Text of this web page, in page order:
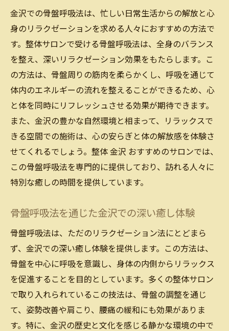
金沢での骨盤呼吸法は、忙しい日常生活からの解放と心
身のリラクゼーションを求める人々におすすめの方法で
す。整体サロンで受ける骨盤呼吸法は、全身のバランス
を整え、深いリラクゼーション効果をもたらします。こ
の方法は、骨盤周りの筋肉を柔らかくし、呼吸を通じて
体内のエネルギーの流れを整えることができるため、心
と体を同時にリフレッシュさせる効果が期待できます。
また、金沢の豊かな自然環境と相まって、リラックスで
きる空間での施術は、心の安らぎと体の解放感を体験さ
せてくれるでしょう。整体 金沢 おすすめのサロンでは、
この骨盤呼吸法を専門的に提供しており、訪れる人々に
特別な癒しの時間を提供しています。
骨盤呼吸法を通じた金沢での深い癒し体験
骨盤呼吸法は、ただのリラクゼーション法にとどまら
ず、金沢での深い癒し体験を提供します。この方法は、
骨盤を中心に呼吸を意識し、身体の内側からリラックス
を促進することを目的としています。多くの整体サロン
で取り入れられているこの技法は、骨盤の調整を通じ
て、姿勢改善や肩こり、腰痛の緩和にも効果がありま
す。特に、金沢の歴史と文化を感じる静かな環境の中で